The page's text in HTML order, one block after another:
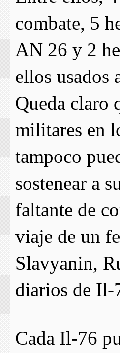
combate, 5
AN 26 y 2
ellos usados
Queda claro
militares en
tampoco
sostenear a
faltante de
viaje de un
Slavyanin,
diarios de Il-
Cada Il-76